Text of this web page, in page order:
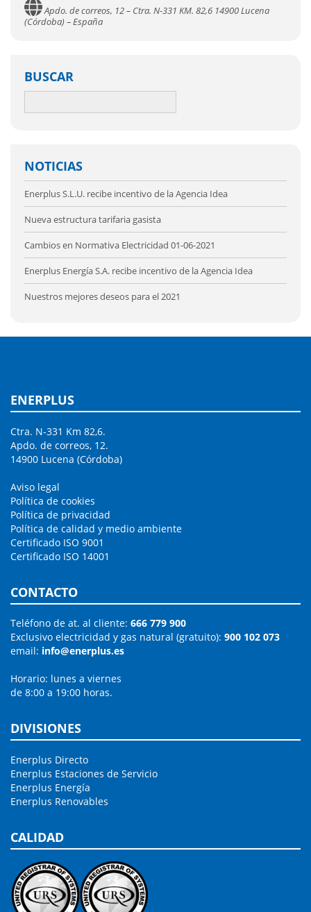
Apdo. de correos, 12 – Ctra. N-331 KM. 82,6 14900 Lucena
(Córdoba) – España
BUSCAR
NOTICIAS
Enerplus S.L.U. recibe incentivo de la Agencia Idea
Nueva estructura tarifaria gasista
Cambios en Normativa Electricidad 01-06-2021
Enerplus Energía S.A. recibe incentivo de la Agencia Idea
Nuestros mejores deseos para el 2021
ENERPLUS
Ctra. N-331 Km 82,6.
Apdo. de correos, 12.
14900 Lucena (Córdoba)
Aviso legal
Política de cookies
Política de privacidad
Política de calidad y medio ambiente
Certificado ISO 9001
Certificado ISO 14001
CONTACTO
Teléfono de at. al cliente: 666 779 900
Exclusivo electricidad y gas natural (gratuito): 900 102 073
email: info@enerplus.es
Horario: lunes a viernes
de 8:00 a 19:00 horas.
DIVISIONES
Enerplus Directo
Enerplus Estaciones de Servicio
Enerplus Energía
Enerplus Renovables
CALIDAD